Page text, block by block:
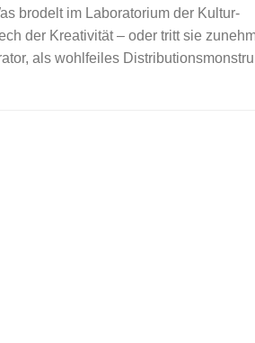
brodelt im Laboratorium der Kultur-
der Kreativität – oder tritt sie
als wohlfeiles